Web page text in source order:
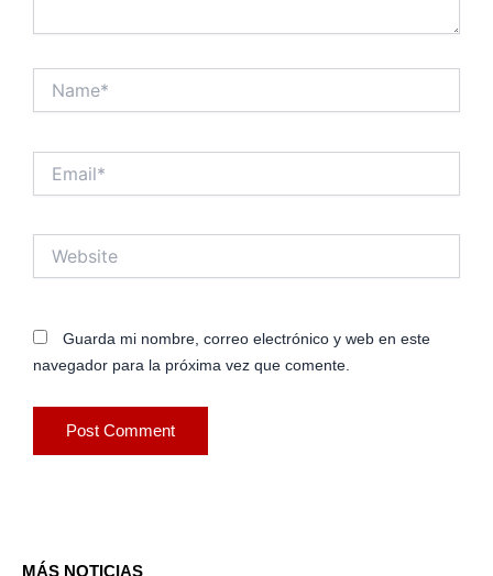
Guarda mi nombre, correo electrónico y web en este
navegador para la próxima vez que comente.
MÁS NOTICIAS